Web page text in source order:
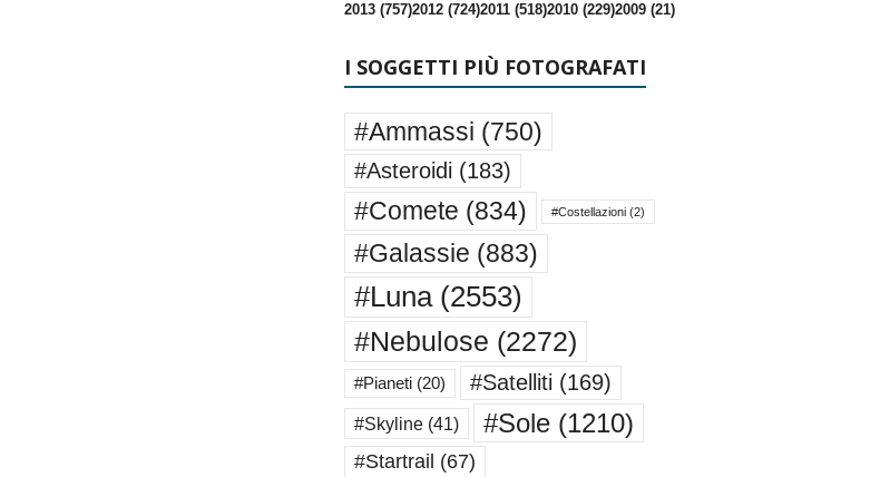
2013 (757)2012 (724)2011 (518)2010 (229)2009 (21)
I SOGGETTI PIÙ FOTOGRAFATI
#Ammassi (750)
#Asteroidi (183)
#Comete (834) #Costellazioni(2)
#Galassie (883)
#Luna(2553)
#Nebulose (2272)
#Pianeti(20) #Satelliti (169)
#Skyline(41) #Sole(1210)
#Startrail (67)